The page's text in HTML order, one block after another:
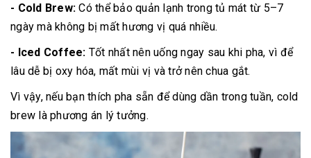
- Cold Brew: Có thể bảo quản lạnh trong tủ mát từ 5–7
ngày mà không bị mất hương vị quá nhiều.
- Iced Coffee: Tốt nhất nên uống ngay sau khi pha, vì để
lâu dễ bị oxy hóa, mất mùi vị và trở nên chua gắt.
Vì vậy, nếu bạn thích pha sẵn để dùng dần trong tuần, cold
brew là phương án lý tưởng.